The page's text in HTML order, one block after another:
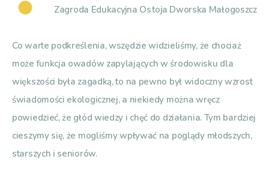
Zagroda Edukacyjna Ostoja Dworska Małogoszcz
Co warte podkreślenia, wszędzie widzieliśmy, że chociaż
może funkcja owadów zapylających w środowisku dla
większości była zagadką, to na pewno był widoczny wzrost
świadomości ekologicznej, a niekiedy można wręcz
powiedzieć, że głód wiedzy i chęć do działania. Tym bardziej
cieszymy się, że mogliśmy wpływać na poglądy młodszych,
starszych i seniorów.